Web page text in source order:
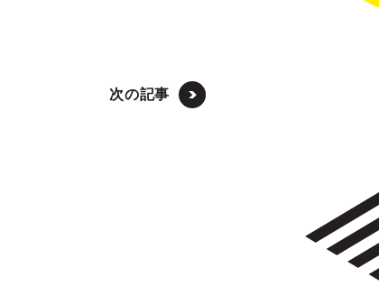
次の記事